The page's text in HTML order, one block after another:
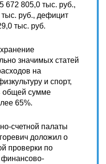
672 805,0 тыс. руб.,
руб., дефицит
тыс. руб.
значимых статей
на
и спорт,
общей сумме
65%.
счетной палаты
доложил о
проверки по
финансово-